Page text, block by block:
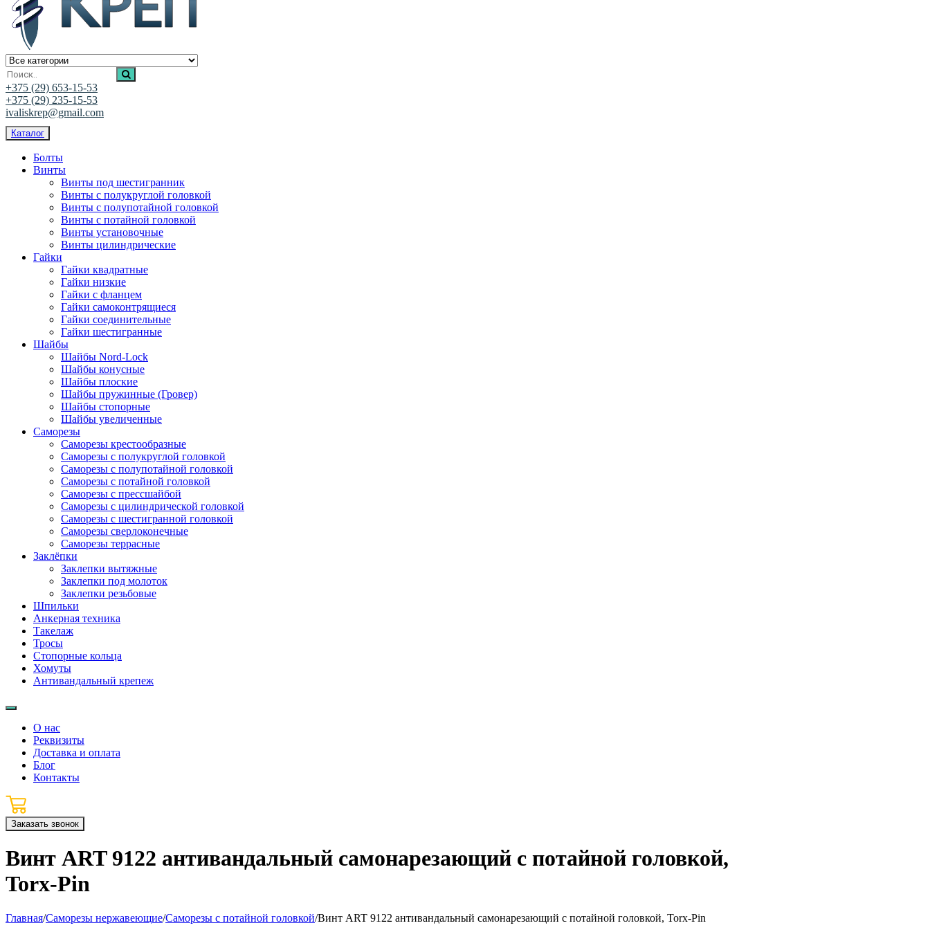
Ивалис Креп
Магазин нержавеющего крепежа
+375 (29) 653-15-53
+375 (29) 235-15-53
ivaliskrep@gmail.com
Каталог
Болты
Винты
Винты под шестигранник
Винты с полукруглой головкой
Винты с полупотайной головкой
Винты с потайной головкой
Винты установочные
Винты цилиндрические
Гайки
Гайки квадратные
Гайки низкие
Гайки с фланцем
Гайки самоконтрящиеся
Гайки соединительные
Гайки шестигранные
Шайбы
Шайбы Nord-Lock
Шайбы конусные
Шайбы плоские
Шайбы пружинные (Гровер)
Шайбы стопорные
Шайбы увеличенные
Саморезы
Саморезы крестообразные
Саморезы с полукруглой головкой
Саморезы с полупотайной головкой
Саморезы с потайной головкой
Саморезы с прессшайбой
Саморезы с цилиндрической головкой
Саморезы с шестигранной головкой
Саморезы сверлоконечные
Саморезы террасные
Заклёпки
Заклепки вытяжные
Заклепки под молоток
Заклепки резьбовые
Шпильки
Анкерная техника
Такелаж
Тросы
Стопорные кольца
Хомуты
Антивандальный крепеж
О нас
Реквизиты
Доставка и оплата
Блог
Контакты
Заказать звонок
Винт ART 9122 антивандальный самонарезающий с потайной головкой,
Torx‑Pin
Главная/Саморезы нержавеющие/Саморезы с потайной головкой/Винт ART 9122 антивандальный самонарезающий с потайной головкой, Torx‑Pin